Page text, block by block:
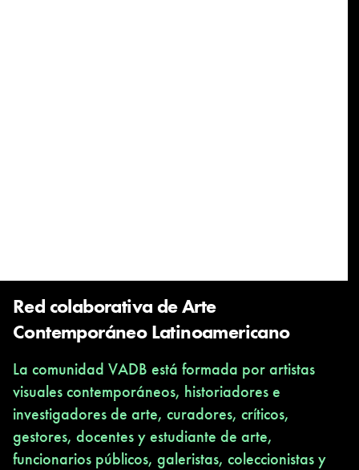
Red colaborativa de Arte
Contemporáneo Latinoamericano
La comunidad VADB está formada por artistas
visuales contemporáneos, historiadores e
investigadores de arte, curadores, críticos,
gestores, docentes y estudiante de arte,
funcionarios públicos, galeristas, coleccionistas y